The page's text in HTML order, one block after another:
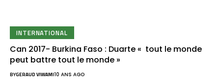
INTERNATIONAL
Can 2017- Burkina Faso : Duarte « tout le monde
peut battre tout le monde »
BYGERAUD VIWAMI10 ANS AGO